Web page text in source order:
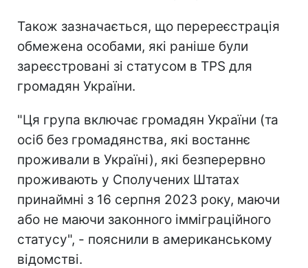
Також зазначається, що перереєстрація
обмежена особами, які раніше були
зареєстровані зі статусом в TPS для
громадян України.
"Ця група включає громадян України (та
осіб без громадянства, які востаннє
проживали в Україні), які безперервно
проживають у Сполучених Штатах
принаймні з 16 серпня 2023 року, маючи
або не маючи законного імміграційного
статусу", - пояснили в американському
відомстві.